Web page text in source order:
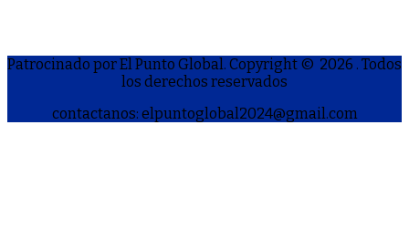
Patrocinado por El Punto Global. Copyright © 2026 . Todos
los derechos reservados
contactanos: elpuntoglobal2024@gmail.com